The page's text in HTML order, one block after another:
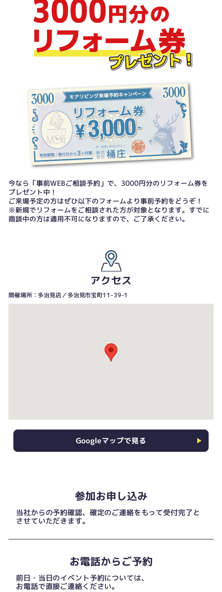
今なら「事前WEBご相談予約」で、3000円分のリフォーム券を
プレゼント中！
ご来場予定の方はぜひ以下のフォームより事前予約をどうぞ！
※新規でリフォームをご相談された方が対象となります。すでに
商談中の方は適用不可になりますので、ご了承ください。
アクセス
開催場所：多治見店／多治見市宝町11-39-1
Googleマップで見る
参加お申し込み
当社からの予約確認、確定のご連絡をもって受付完了と
させていただきます。
お電話からご予約
前日・当日のイベント予約については、
お電話で直接ご連絡ください。